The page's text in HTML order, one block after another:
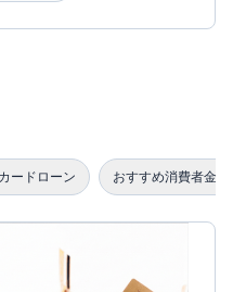
ードローン おすすめ消費者金融